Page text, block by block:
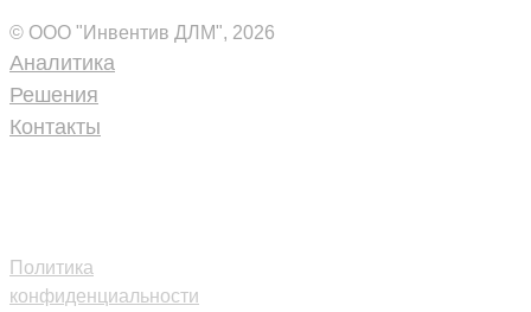
© ООО "Инвентив ДЛМ", 2026
Аналитика
Решения
Контакты
Политика
конфиденциальности